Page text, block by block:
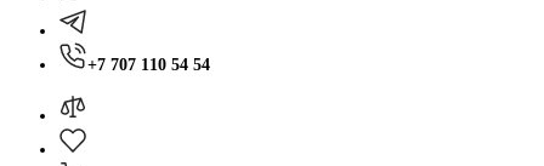
+7 707 110 54 54